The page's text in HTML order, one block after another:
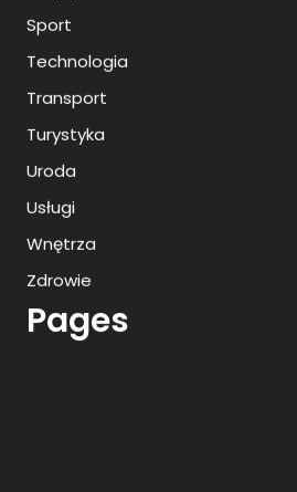
Sport
Technologia
Transport
Turystyka
Uroda
Usługi
Wnętrza
Zdrowie
Pages